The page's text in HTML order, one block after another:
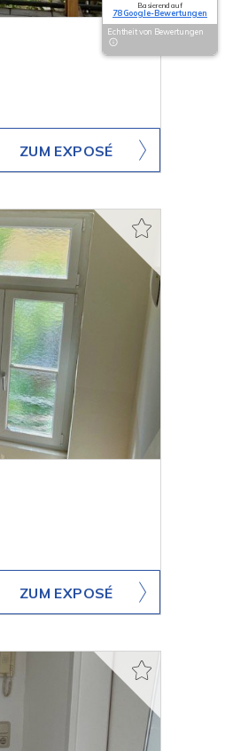
ZUM EXPOSÉ
ZUM EXPOSÉ
Basierend auf
78 Google-Bewertungen
Echtheit von Bewertungen